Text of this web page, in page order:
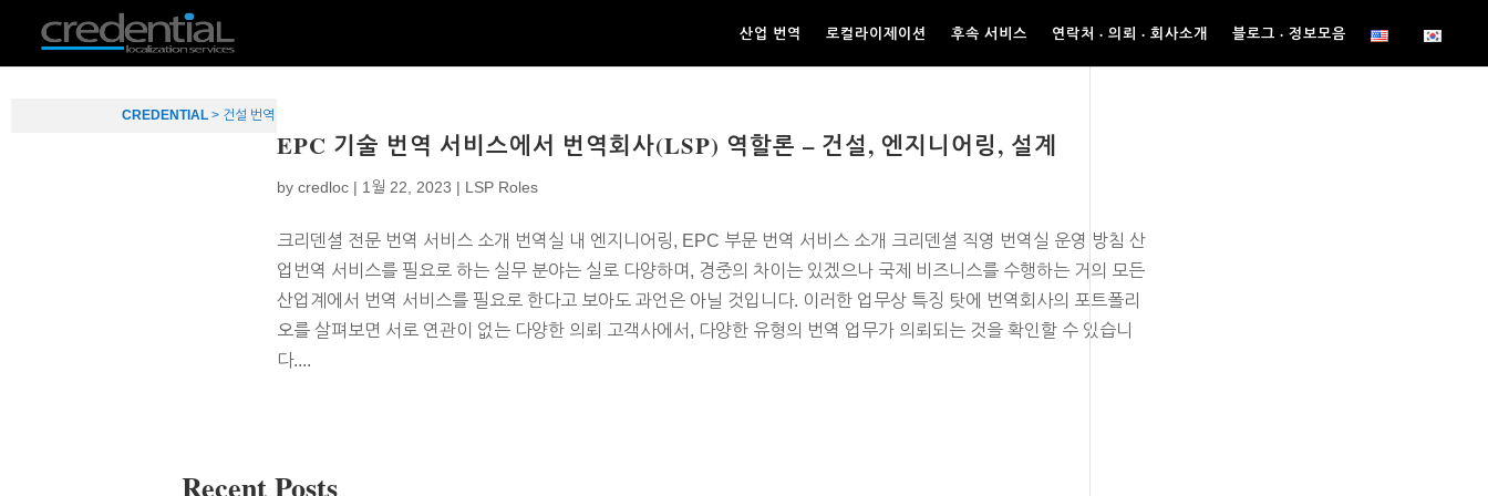
산업 번역 로컬라이제이션 후속 서비스 연락처 · 의뢰 · 회사소개 블로그 · 정보모음
CREDENTIAL > 건설 번역
EPC 기술 번역 서비스에서 번역회사(LSP) 역할론 – 건설, 엔지니어링, 설계
by credloc | 1월 22, 2023 | LSP Roles
크리덴셜 전문 번역 서비스 소개 번역실 내 엔지니어링, EPC 부문 번역 서비스 소개 크리덴셜 직영 번역실 운영 방침 산
업번역 서비스를 필요로 하는 실무 분야는 실로 다양하며, 경중의 차이는 있겠으나 국제 비즈니스를 수행하는 거의 모든
산업계에서 번역 서비스를 필요로 한다고 보아도 과언은 아닐 것입니다. 이러한 업무상 특징 탓에 번역회사의 포트폴리
오를 살펴보면 서로 연관이 없는 다양한 의뢰 고객사에서, 다양한 유형의 번역 업무가 의뢰되는 것을 확인할 수 있습니
다....
Recent Posts